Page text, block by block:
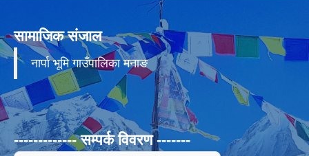
सामाजिक संजाल
नार्पा भूमि गाउँपालिका मनाङ
------------- सम्पर्क विवरण -------